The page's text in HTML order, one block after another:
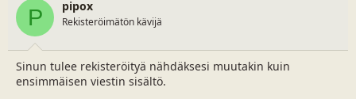
P pipox
Rekisteröimätön kävijä
Sinun tulee rekisteröityä nähdäksesi muutakin kuin
ensimmäisen viestin sisältö.